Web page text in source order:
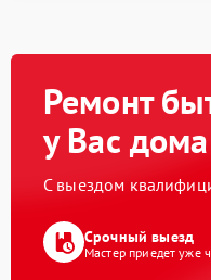
Ремонт
у Вас дома
С выездом
Срочный выезд
Мастер приедет уже